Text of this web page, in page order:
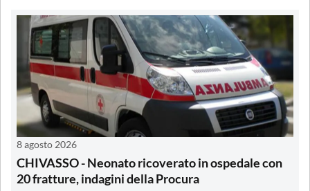
8 agosto 2026
CHIVASSO - Neonato ricoverato in ospedale con
20 fratture, indagini della Procura